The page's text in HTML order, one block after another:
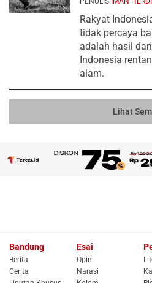
Rakyat
tidak percaya
adalah hasil
Indonesia
alam.
Lihat
Bandung
Berita
Cerita
Esai
Opini
Narasi